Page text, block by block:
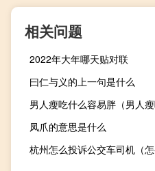
相关问题
2022年大年哪天贴对联
曰仁与义的上一句是什么
男人瘦吃什么容易胖（男人瘦
凤爪的意思是什么
杭州怎么投诉公交车司机（怎